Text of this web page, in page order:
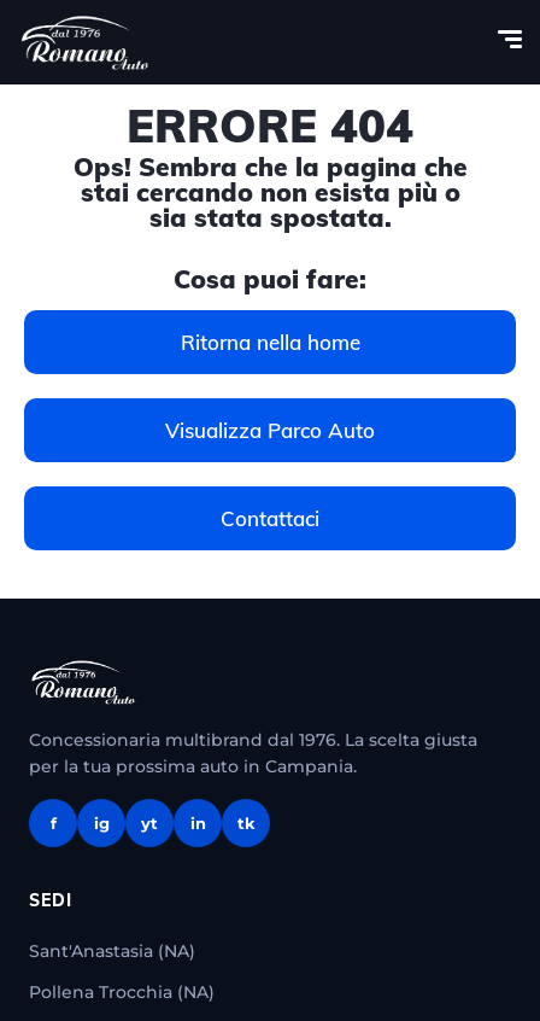
ERRORE 404
Ops! Sembra che la pagina che
stai cercando non esista più o
sia stata spostata.
Cosa puoi fare:
Ritorna nella home
Visualizza Parco Auto
Contattaci
Concessionaria multibrand dal 1976. La scelta giusta
per la tua prossima auto in Campania.
f ig yt in tk
SEDI
Sant'Anastasia (NA)
Pollena Trocchia (NA)